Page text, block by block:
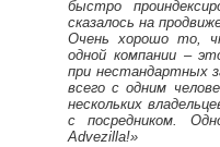
быстро
сказалось на
Очень хорошо то,
одной компании –
при нестандартных
всего с одним
нескольких
с посредником.
Advezilla!»